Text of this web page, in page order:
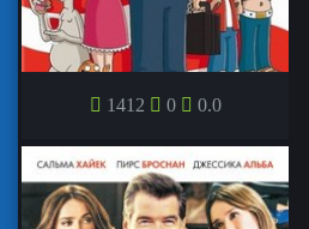
1412 0 0.0